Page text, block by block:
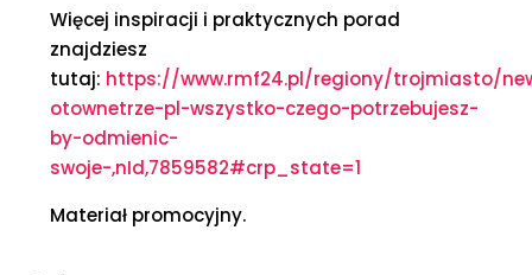
Więcej inspiracji i praktycznych porad
znajdziesz
tutaj: https://www.rmf24.pl/regiony/trojmiasto/
otownetrze-pl-wszystko-czego-potrzebujesz-
by-odmienic-
swoje-,nId,7859582#crp_state=1
Materiał promocyjny.